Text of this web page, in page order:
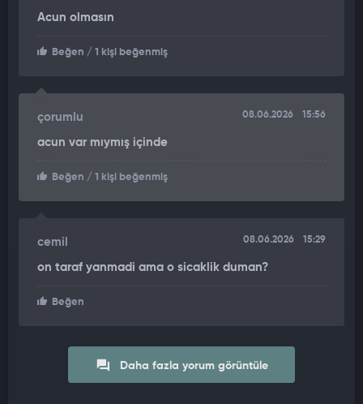
Acun olmasın
Beğen / 1 kişi beğenmiş
çorumlu 08.06.2026 15:56
acun var mıymış içinde
Beğen / 1 kişi beğenmiş
cemil 08.06.2026 15:29
on taraf yanmadi ama o sicaklik duman?
Beğen
Daha fazla yorum görüntüle